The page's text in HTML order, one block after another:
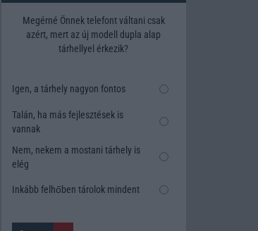
Megérné Önnek telefont váltani csak
azért, mert az új modell dupla alap
tárhellyel érkezik?
Igen, a tárhely nagyon fontos
Talán, ha más fejlesztések is
vannak
Nem, nekem a mostani tárhely is
elég
Inkább felhőben tárolok mindent